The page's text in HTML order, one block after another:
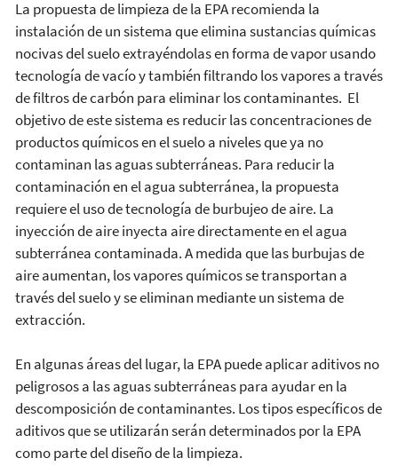
La propuesta de limpieza de la EPA recomienda la
instalación de un sistema que elimina sustancias químicas
nocivas del suelo extrayéndolas en forma de vapor usando
tecnología de vacío y también filtrando los vapores a través
de filtros de carbón para eliminar los contaminantes. El
objetivo de este sistema es reducir las concentraciones de
productos químicos en el suelo a niveles que ya no
contaminan las aguas subterráneas. Para reducir la
contaminación en el agua subterránea, la propuesta
requiere el uso de tecnología de burbujeo de aire. La
inyección de aire inyecta aire directamente en el agua
subterránea contaminada. A medida que las burbujas de
aire aumentan, los vapores químicos se transportan a
través del suelo y se eliminan mediante un sistema de
extracción.
En algunas áreas del lugar, la EPA puede aplicar aditivos no
peligrosos a las aguas subterráneas para ayudar en la
descomposición de contaminantes. Los tipos específicos de
aditivos que se utilizarán serán determinados por la EPA
como parte del diseño de la limpieza.